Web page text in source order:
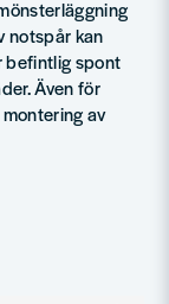
notspår kan
befintlig spont
Även för
av